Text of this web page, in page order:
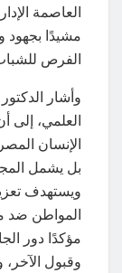
العاصمة
مشيدًا بجهود
الفرص
وأشار
العلمي، إلى
الإنسان
بل يشمل
ويستهدف
المواطن ضد
مؤكدًا دور
وقبول الآخر،